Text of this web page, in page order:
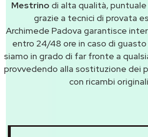
Mestrino di alta qualità,
grazie a tecnici di provata
Archimede Padova garantisce
entro 24/48 ore in caso di guasto
siamo in grado di far fronte a
provvedendo alla sostituzione dei
con ricambi